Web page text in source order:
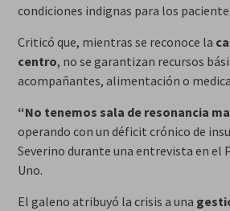
condiciones indignas para los
Criticó que, mientras se reconoce la
centro, no se garantizan recursos
acompañantes, alimentación o
“No tenemos sala de resonancia
operando con un déficit crónico de
Severino durante una entrevista en el
Uno.
El galeno atribuyó la crisis a una